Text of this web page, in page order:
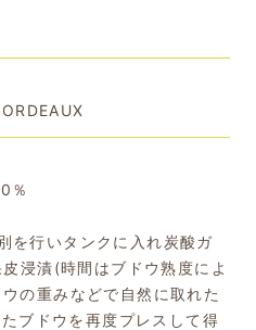
％
を行いタンクに入れ炭酸ガ
浸漬(時間はブドウ熟度によ
の重みなどで自然に取れた
ブドウを再度プレスして得